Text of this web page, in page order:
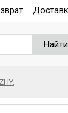
Найти